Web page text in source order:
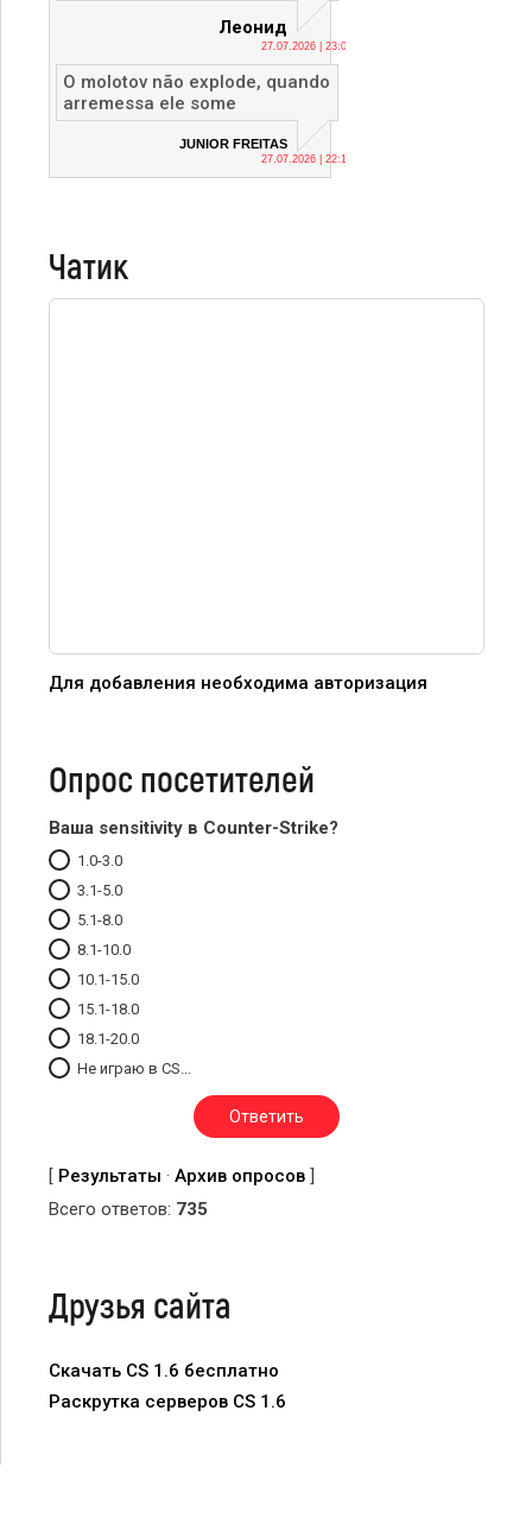
Леонид
27.07.2026 | 23:04
O molotov não explode, quando
arremessa ele some
JUNIOR FREITAS
27.07.2026 | 22:12
Чатик
Для добавления необходима авторизация
Опрос посетителей
Ваша sensitivity в Counter-Strike?
1.0-3.0
3.1-5.0
5.1-8.0
8.1-10.0
10.1-15.0
15.1-18.0
18.1-20.0
Не играю в CS...
[ Результаты · Архив опросов ]
Всего ответов: 735
Друзья сайта
Скачать CS 1.6 бесплатно
Раскрутка серверов CS 1.6